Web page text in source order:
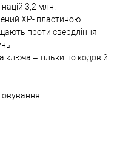
3,2 млн.
XP- пластиною.
проти свердління
ключа – тільки по кодовій